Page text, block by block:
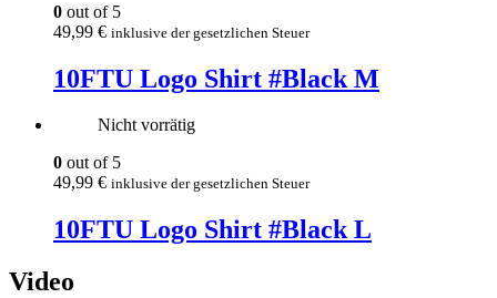
0 out of 5
49,99 € inklusive der gesetzlichen Steuer
10FTU Logo Shirt #Black M
Nicht vorrätig
0 out of 5
49,99 € inklusive der gesetzlichen Steuer
10FTU Logo Shirt #Black L
Video